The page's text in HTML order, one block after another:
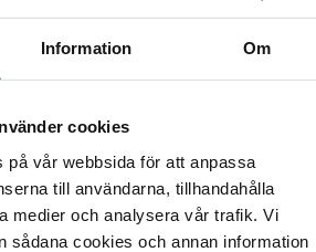
Information Om
cookies
på vår webbsida för att anpassa
till användarna, tillhandahålla
medier och analysera vår trafik. Vi
sådana cookies och annan information
inklusive men inte
grafik, logotyper, varumärken,
databaser, sammanställningar
och skyddas av tillämplig
lagstiftning, inklusive men inte
om upphovsrätt till litterära
och varumärkeslagen.